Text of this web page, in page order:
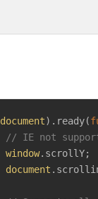
document).ready(
// IE not
window.scrollY;
document